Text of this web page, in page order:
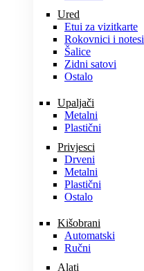
Ured
Etui za vizitkarte
Rokovnici i notesi
Šalice
Zidni satovi
Ostalo
Upaljači
Metalni
Plastični
Privjesci
Drveni
Metalni
Plastični
Ostalo
Kišobrani
Automatski
Ručni
Alati